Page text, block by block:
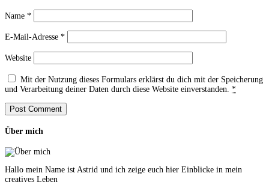
Name *
E-Mail-Adresse *
Website
Mit der Nutzung dieses Formulars erklärst du dich mit der Speicherung
und Verarbeitung deiner Daten durch diese Website einverstanden. *
Über mich
Hallo mein Name ist Astrid und ich zeige euch hier Einblicke in mein
creatives Leben